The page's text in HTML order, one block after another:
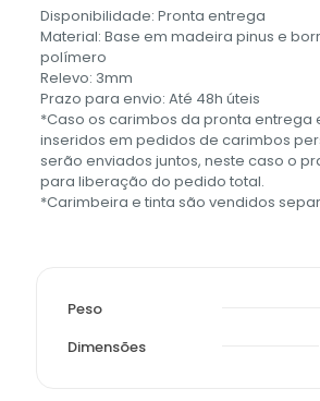
Disponibilidade: Pronta entrega
Material: Base em madeira pinus e
polímero
Relevo: 3mm
Prazo para envio: Até 48h úteis
*Caso os carimbos da pronta entrega
inseridos em pedidos de carimbos
serão enviados juntos, neste caso o
para liberação do pedido total.
*Carimbeira e tinta são vendidos
Peso
Dimensões